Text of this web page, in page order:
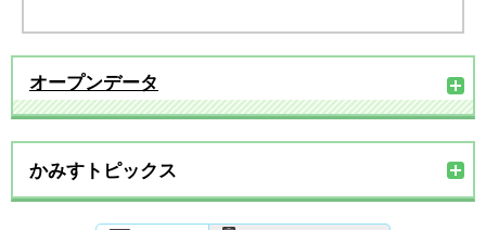
オープンデータ
かみすトピックス